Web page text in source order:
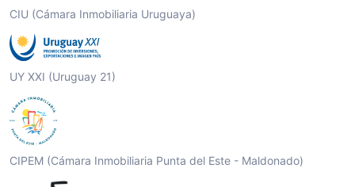
CIU (Cámara Inmobiliaria Uruguaya)
UY XXI (Uruguay 21)
CIPEM (Cámara Inmobiliaria Punta del Este - Maldonado)